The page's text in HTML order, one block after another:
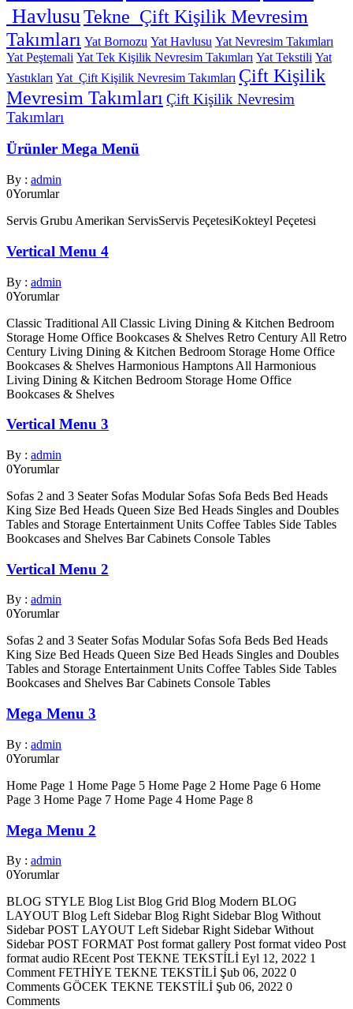
Havlusu Tekne Çift Kişilik Mevresim
Takımları Yat Bornozu Yat Havlusu Yat Nevresim Takımları
Yat Peştemali Yat Tek Kişilik Nevresim Takımları Yat Tekstili Yat
Yastıkları Yat Çift Kişilik Nevresim Takımları Çift Kişilik
Mevresim Takımları Çift Kişilik Nevresim
Takımları
Ürünler Mega Menü
By : admin
0Yorumlar
Servis Grubu Amerikan ServisServis PeçetesiKokteyl Peçetesi
Vertical Menu 4
By : admin
0Yorumlar
Classic Traditional All Classic Living Dining & Kitchen Bedroom
Storage Home Office Bookcases & Shelves Retro Century All Retro
Century Living Dining & Kitchen Bedroom Storage Home Office
Bookcases & Shelves Harmonious Hamptons All Harmonious
Living Dining & Kitchen Bedroom Storage Home Office
Bookcases & Shelves
Vertical Menu 3
By : admin
0Yorumlar
Sofas 2 and 3 Seater Sofas Modular Sofas Sofa Beds Bed Heads
King Size Bed Heads Queen Size Bed Heads Singles and Doubles
Tables and Storage Entertainment Units Coffee Tables Side Tables
Bookcases and Shelves Bar Cabinets Console Tables
Vertical Menu 2
By : admin
0Yorumlar
Sofas 2 and 3 Seater Sofas Modular Sofas Sofa Beds Bed Heads
King Size Bed Heads Queen Size Bed Heads Singles and Doubles
Tables and Storage Entertainment Units Coffee Tables Side Tables
Bookcases and Shelves Bar Cabinets Console Tables
Mega Menu 3
By : admin
0Yorumlar
Home Page 1 Home Page 5 Home Page 2 Home Page 6 Home
Page 3 Home Page 7 Home Page 4 Home Page 8
Mega Menu 2
By : admin
0Yorumlar
BLOG STYLE Blog List Blog Grid Blog Modern BLOG
LAYOUT Blog Left Sidebar Blog Right Sidebar Blog Without
Sidebar POST LAYOUT Left Sidebar Right Sidebar Without
Sidebar POST FORMAT Post format gallery Post format video Post
format audio REcent Post TEKNE TEKSTİLİ Eyl 12, 2022 1
Comment FETHİYE TEKNE TEKSTİLİ Şub 06, 2022 0
Comments GÖCEK TEKNE TEKSTİLİ Şub 06, 2022 0
Comments